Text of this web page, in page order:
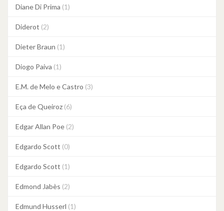
Diane Di Prima (1)
Diderot (2)
Dieter Braun (1)
Diogo Paiva (1)
E.M. de Melo e Castro (3)
Eça de Queiroz (6)
Edgar Allan Poe (2)
Edgardo Scott (0)
Edgardo Scott (1)
Edmond Jabès (2)
Edmund Husserl (1)